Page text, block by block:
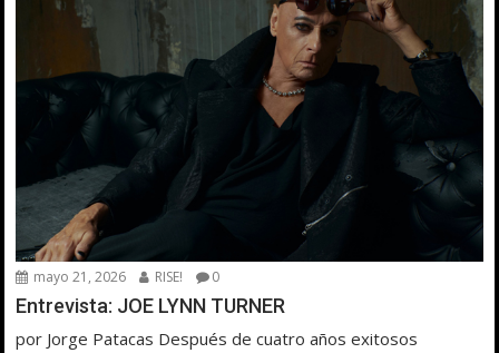
mayo 21, 2026 RISE! 0
Entrevista: JOE LYNN TURNER
por Jorge Patacas Después de cuatro años exitosos